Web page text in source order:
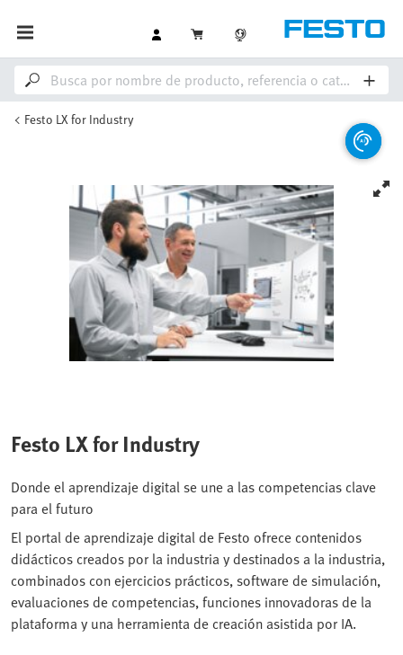
Festo LX for Industry
Festo LX for Industry
Donde el aprendizaje digital se une a las competencias clave
para el futuro
El portal de aprendizaje digital de Festo ofrece contenidos
didácticos creados por la industria y destinados a la industria,
combinados con ejercicios prácticos, software de simulación,
evaluaciones de competencias, funciones innovadoras de la
plataforma y una herramienta de creación asistida por IA.